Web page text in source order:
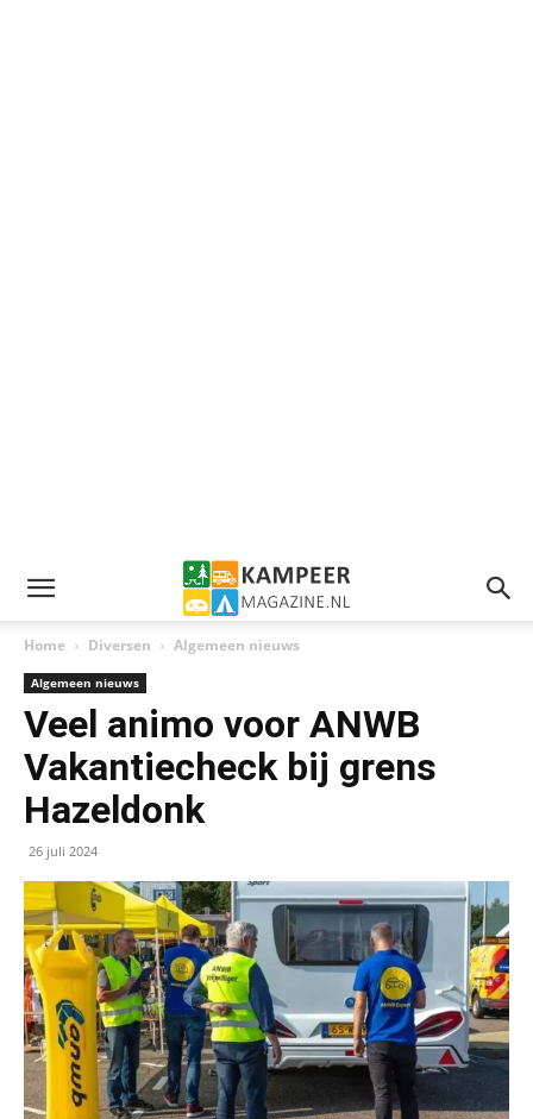
Home Diversen Algemeen nieuws
Algemeen nieuws
Veel animo voor ANWB
Vakantiecheck bij grens
Hazeldonk
26 juli 2024